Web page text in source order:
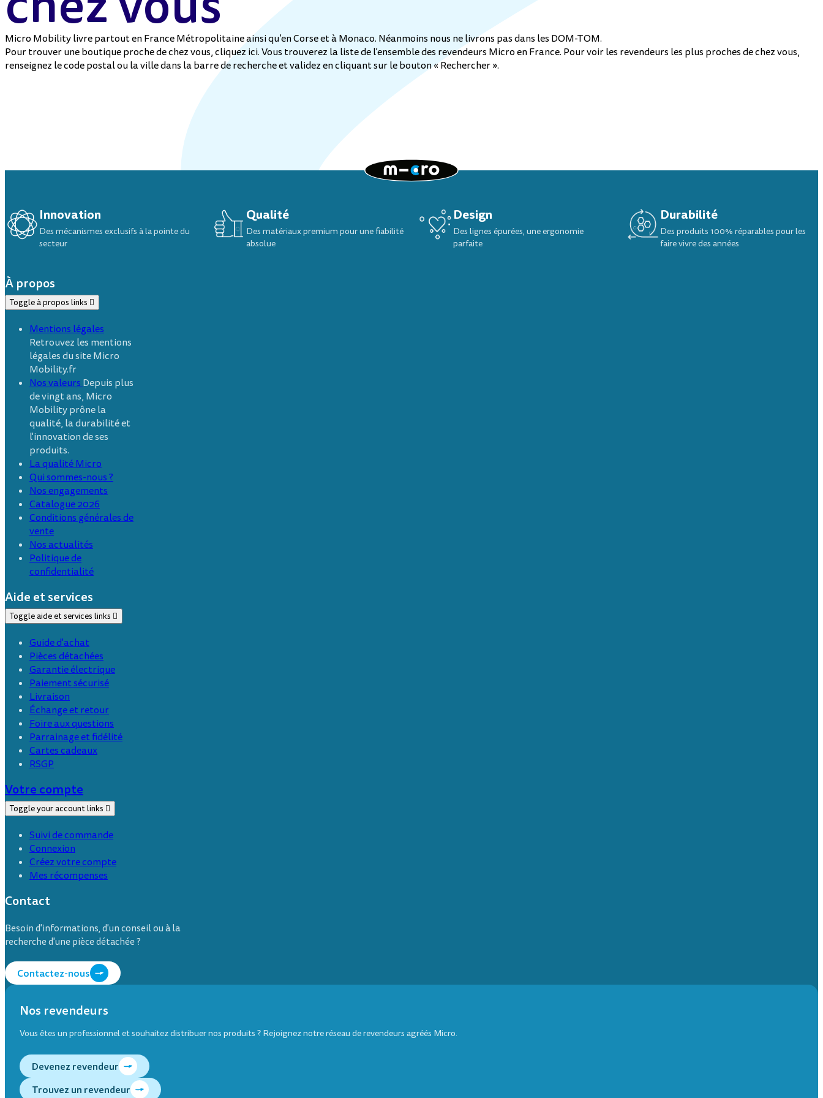
Toutes les trottinettes enfant
Micro Mobility livre partout en France Métropolitaine ainsi qu’en Corse et à Monaco. Néanmoins nous ne livrons pas dans les DOM-TOM.
Pour trouver une boutique proche de chez vous, cliquez ici. Vous trouverez la liste de l’ensemble des revendeurs Micro en France. Pour voir les revendeurs les plus proches de chez vous,
renseignez le code postal ou la ville dans la barre de recherche et validez en cliquant sur le bouton « Rechercher ».
Innovation
Des mécanismes exclusifs à la pointe du
secteur
Qualité
Des matériaux premium pour une fiabilité
absolue
Design
Des lignes épurées, une ergonomie
parfaite
Durabilité
Des produits 100% réparables pour les
faire vivre des années
À propos
Toggle à propos links 
Mentions légales
Retrouvez les mentions
légales du site Micro
Mobility.fr
Nos valeurs Depuis plus
de vingt ans, Micro
Mobility prône la
qualité, la durabilité et
l'innovation de ses
produits.
La qualité Micro
Qui sommes-nous ?
Nos engagements
Catalogue 2026
Conditions générales de
vente
Nos actualités
Politique de
confidentialité
Aide et services
Toggle aide et services links 
Guide d'achat
Pièces détachées
Garantie électrique
Paiement sécurisé
Livraison
Échange et retour
Foire aux questions
Parrainage et fidélité
Cartes cadeaux
RSGP
Votre compte
Toggle your account links 
Suivi de commande
Connexion
Créez votre compte
Mes récompenses
Contact
Besoin d'informations, d'un conseil ou à la
recherche d'une pièce détachée ?
Contactez-nous
Nos revendeurs
Vous êtes un professionnel et souhaitez distribuer nos produits ? Rejoignez notre réseau de revendeurs agréés Micro.
Devenez revendeur
Trouvez un revendeur